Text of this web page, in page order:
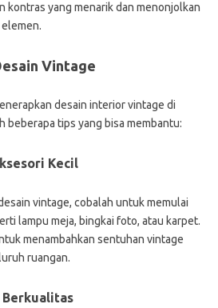
kontras yang menarik dan menonjolkan
Vintage
desain interior vintage di
beberapa tips yang bisa membantu:
Kecil
vintage, cobalah untuk memulai
lampu meja, bingkai foto, atau karpet.
menambahkan sentuhan vintage
ruangan.
Berkualitas